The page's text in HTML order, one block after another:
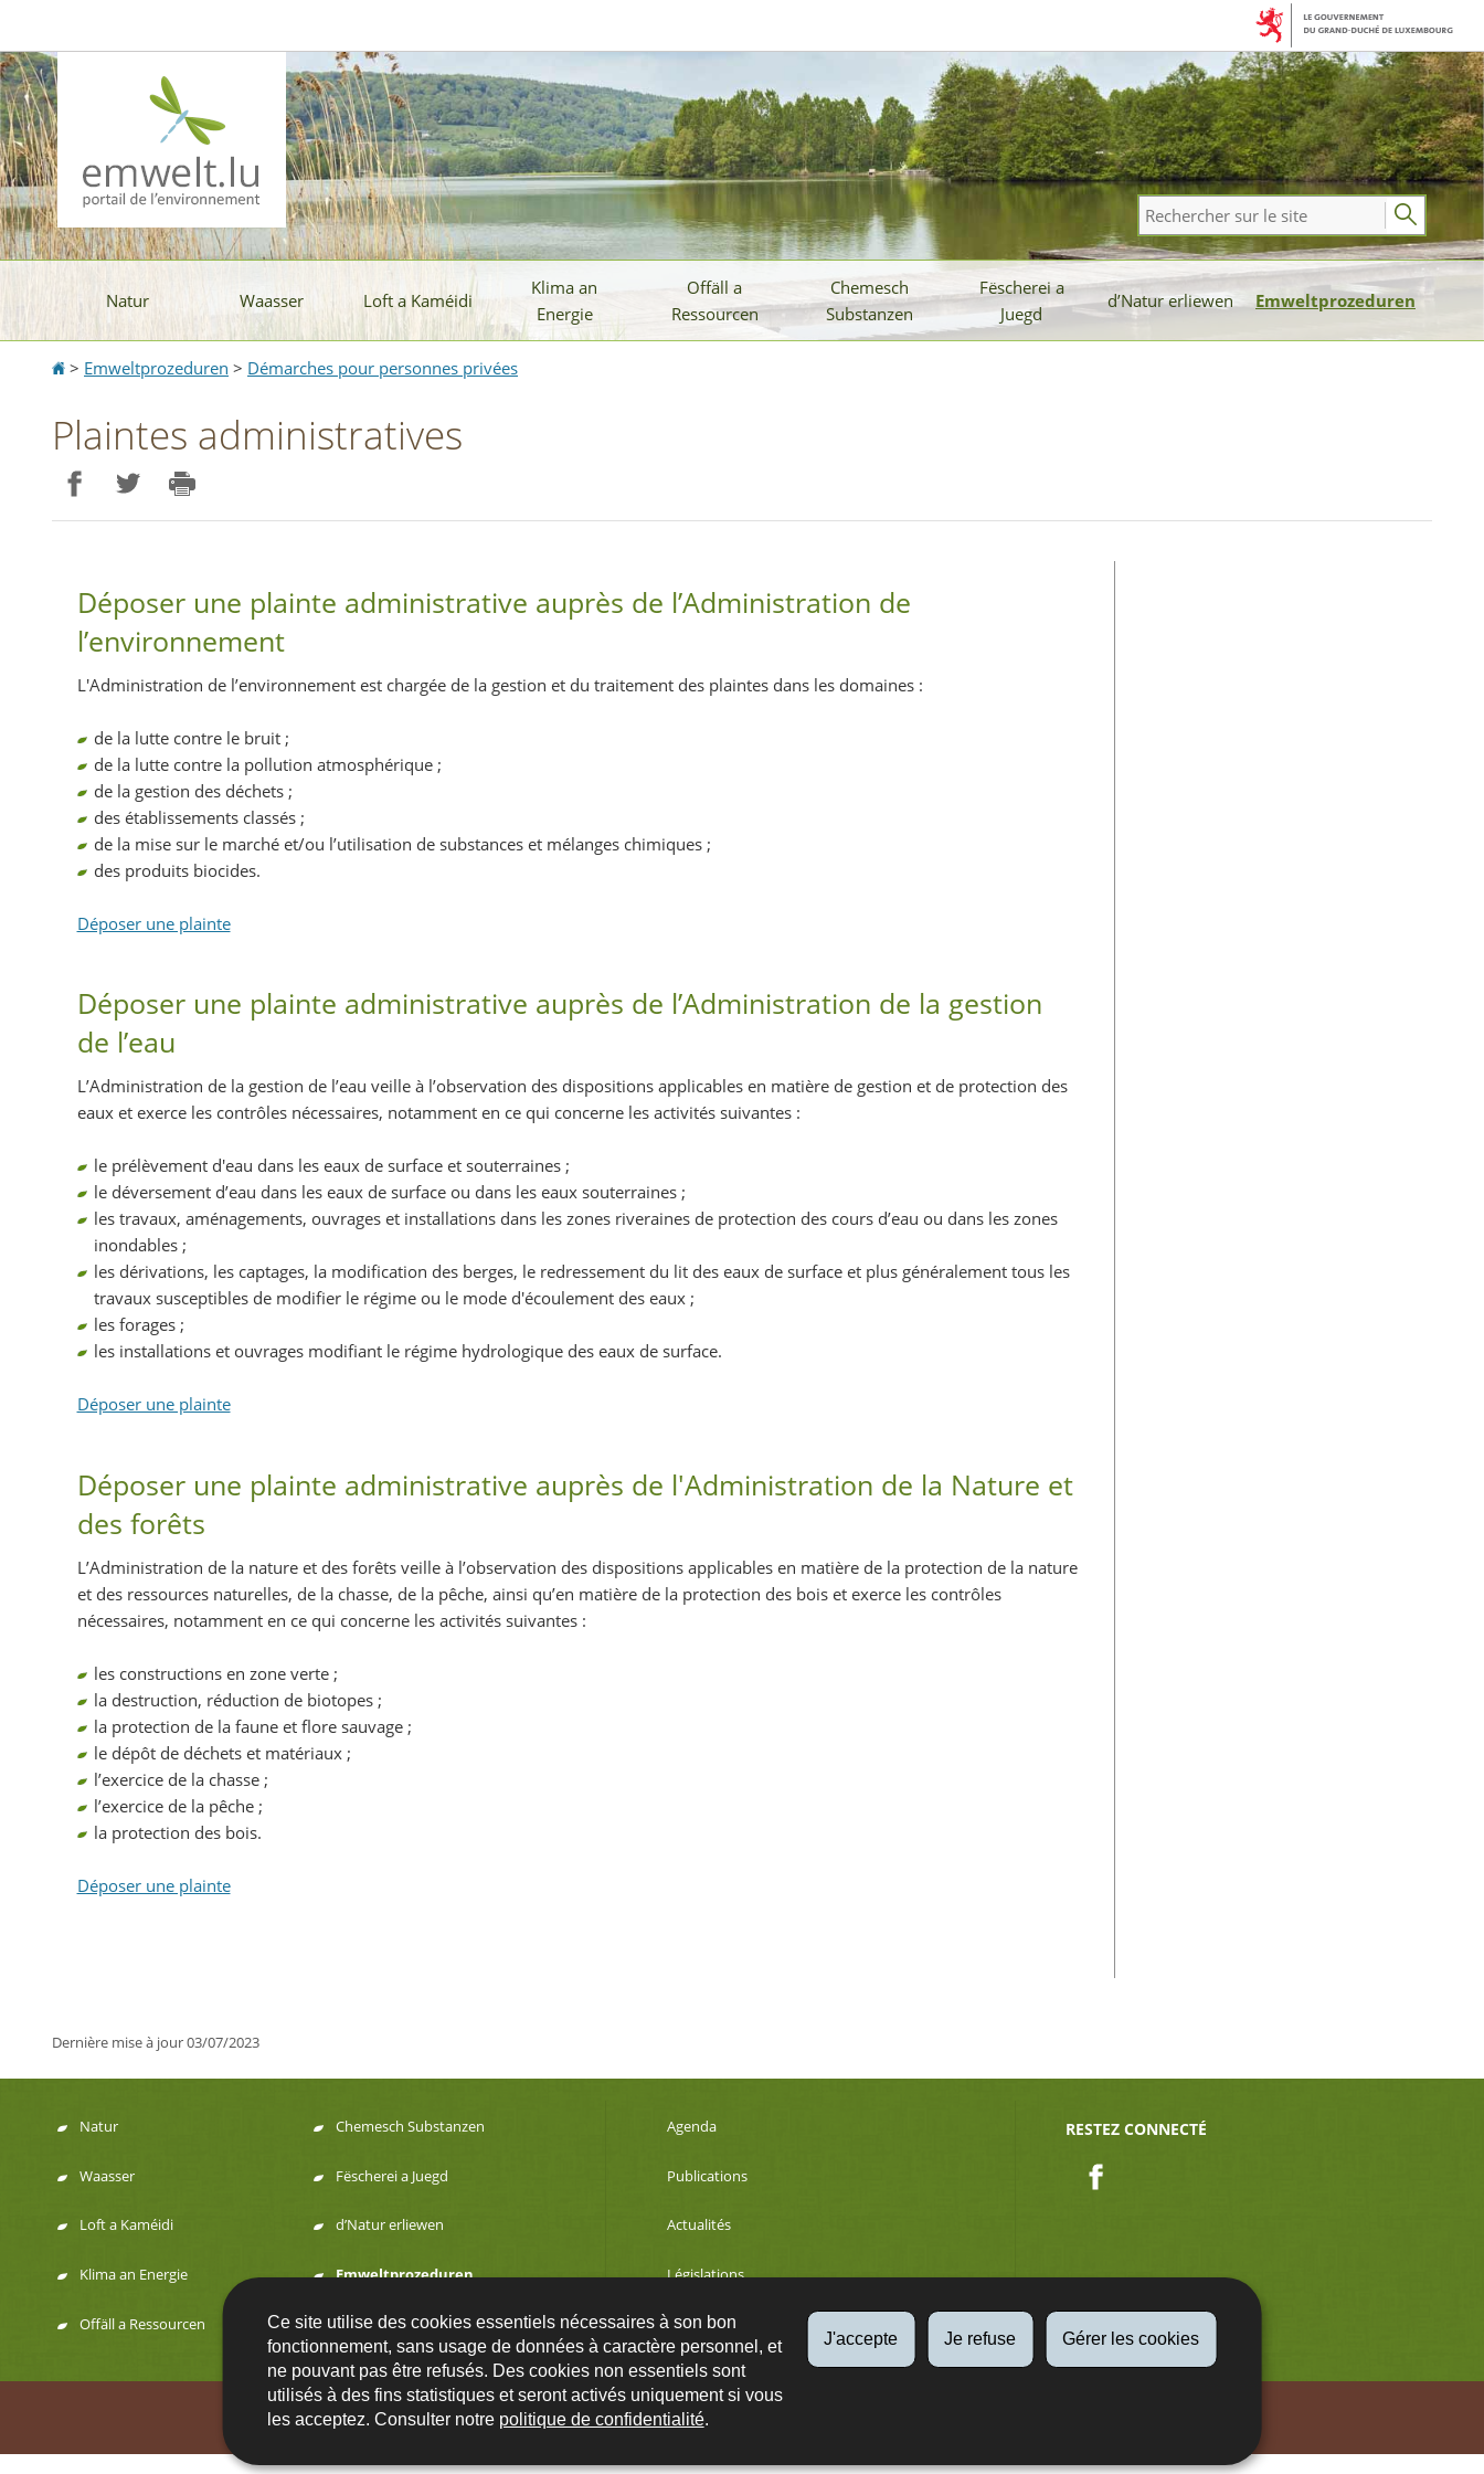
Ce site utilise des cookies essentiels nécessaires à son bon
fonctionnement, sans usage de données à caractère personnel, et
ne pouvant pas être refusés. Des cookies non essentiels sont
utilisés à des fins statistiques et seront activés uniquement si vous
les acceptez. Consulter notre politique de confidentialité.
J'accepte Je refuse Gérer les cookies
la
navigation
contenu
Natur Waasser Loft a Kaméidi
Klima an
Energie
Offäll a
Ressourcen
Chemesch
Substanzen
Fëscherei a
Juegd
d’Natur erliewen Emweltprozeduren
Rechercher
sur
le
site
Accueil
> Emweltprozeduren > Démarches pour personnes privées
Plaintes administratives
Déposer une plainte administrative auprès de l’Administration de
l’environnement
L'Administration de l’environnement est chargée de la gestion et du traitement des plaintes dans les domaines :
de la lutte contre le bruit ;
de la lutte contre la pollution atmosphérique ;
de la gestion des déchets ;
des établissements classés ;
de la mise sur le marché et/ou l’utilisation de substances et mélanges chimiques ;
des produits biocides.
Déposer une plainte
Déposer une plainte administrative auprès de l’Administration de la gestion
de l’eau
L’Administration de la gestion de l’eau veille à l’observation des dispositions applicables en matière de gestion et de protection des
eaux et exerce les contrôles nécessaires, notamment en ce qui concerne les activités suivantes :
le prélèvement d'eau dans les eaux de surface et souterraines ;
le déversement d’eau dans les eaux de surface ou dans les eaux souterraines ;
les travaux, aménagements, ouvrages et installations dans les zones riveraines de protection des cours d’eau ou dans les zones
inondables ;
les dérivations, les captages, la modification des berges, le redressement du lit des eaux de surface et plus généralement tous les
travaux susceptibles de modifier le régime ou le mode d'écoulement des eaux ;
les forages ;
les installations et ouvrages modifiant le régime hydrologique des eaux de surface.
Déposer une plainte
Déposer une plainte administrative auprès de l'Administration de la Nature et
des forêts
L’Administration de la nature et des forêts veille à l’observation des dispositions applicables en matière de la protection de la nature
et des ressources naturelles, de la chasse, de la pêche, ainsi qu’en matière de la protection des bois et exerce les contrôles
nécessaires, notamment en ce qui concerne les activités suivantes :
les constructions en zone verte ;
la destruction, réduction de biotopes ;
la protection de la faune et flore sauvage ;
le dépôt de déchets et matériaux ;
l’exercice de la chasse ;
l’exercice de la pêche ;
la protection des bois.
Déposer une plainte
Dernière mise à jour03/07/2023
Menu
de
navigation
Natur
Waasser
Loft a Kaméidi
Klima an Energie
Offäll a Ressourcen
Chemesch Substanzen
Fëscherei a Juegd
d’Natur erliewen
Emweltprozeduren
Agenda
Publications
Actualités
Législations
Développement durable
RESTEZ CONNECTÉ
Contact FAQs Plan du site A propos